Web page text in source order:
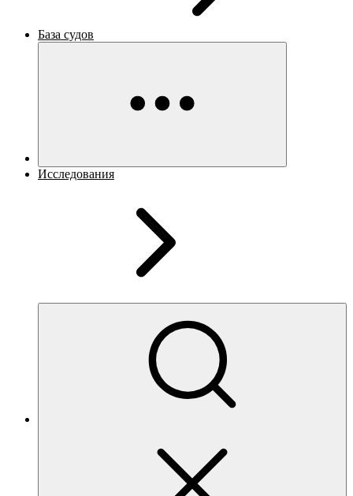
База судов
Исследования